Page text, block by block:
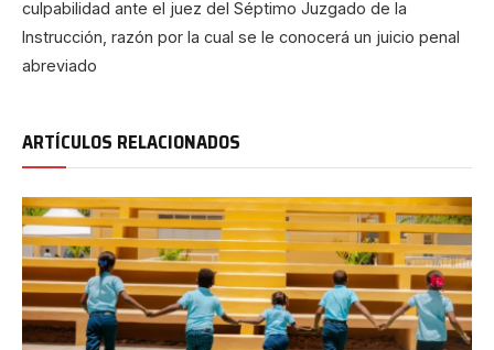
culpabilidad ante el juez del Séptimo Juzgado de la
Instrucción, razón por la cual se le conocerá un juicio penal
abreviado
ARTÍCULOS RELACIONADOS